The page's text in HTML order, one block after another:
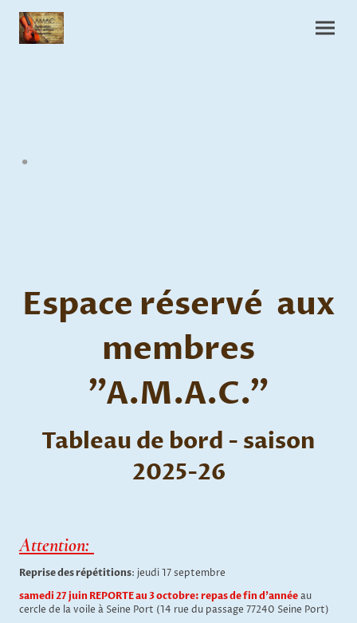
.
Espace réservé aux
membres
"A.M.A.C."
Tableau de bord - saison
2025-26
Attention:
Reprise des répétitions: jeudi 17 septembre
samedi 27 juin REPORTE au 3 octobre: repas de fin d'annéeau
cercle de la voile à Seine Port (14 rue du passage 77240 Seine Port)